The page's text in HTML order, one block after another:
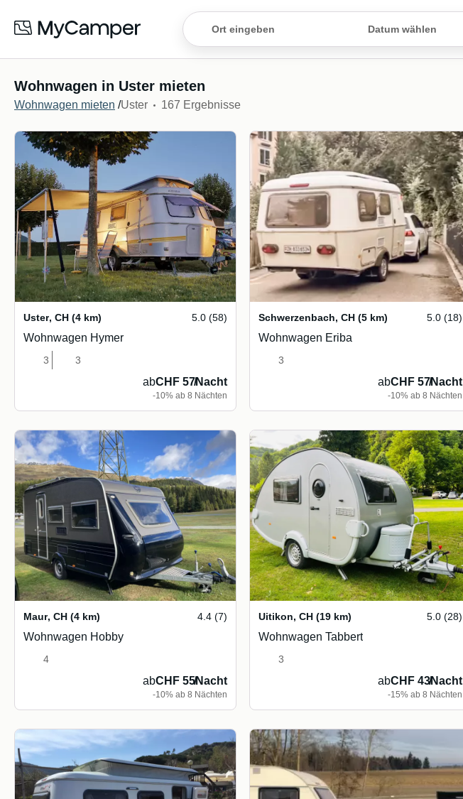
Datum wählen
Wohnwagen in Uster mieten
Wohnwagen mieten /Uster 167 Ergebnisse
Uster, CH (4 km) 5.0 (58)
Wohnwagen Hymer
3 3
abCHF 57/Nacht
-10% ab 8 Nächten
Schwerzenbach, CH (5 km) 5.0 (18)
Wohnwagen Eriba
3
abCHF 57/Nacht
-10% ab 8 Nächten
Maur, CH (4 km) 4.4 (7)
Wohnwagen Hobby
4
abCHF 55/Nacht
-10% ab 8 Nächten
Uitikon, CH (19 km) 5.0 (28)
Wohnwagen Tabbert
3
abCHF 43/Nacht
-15% ab 8 Nächten